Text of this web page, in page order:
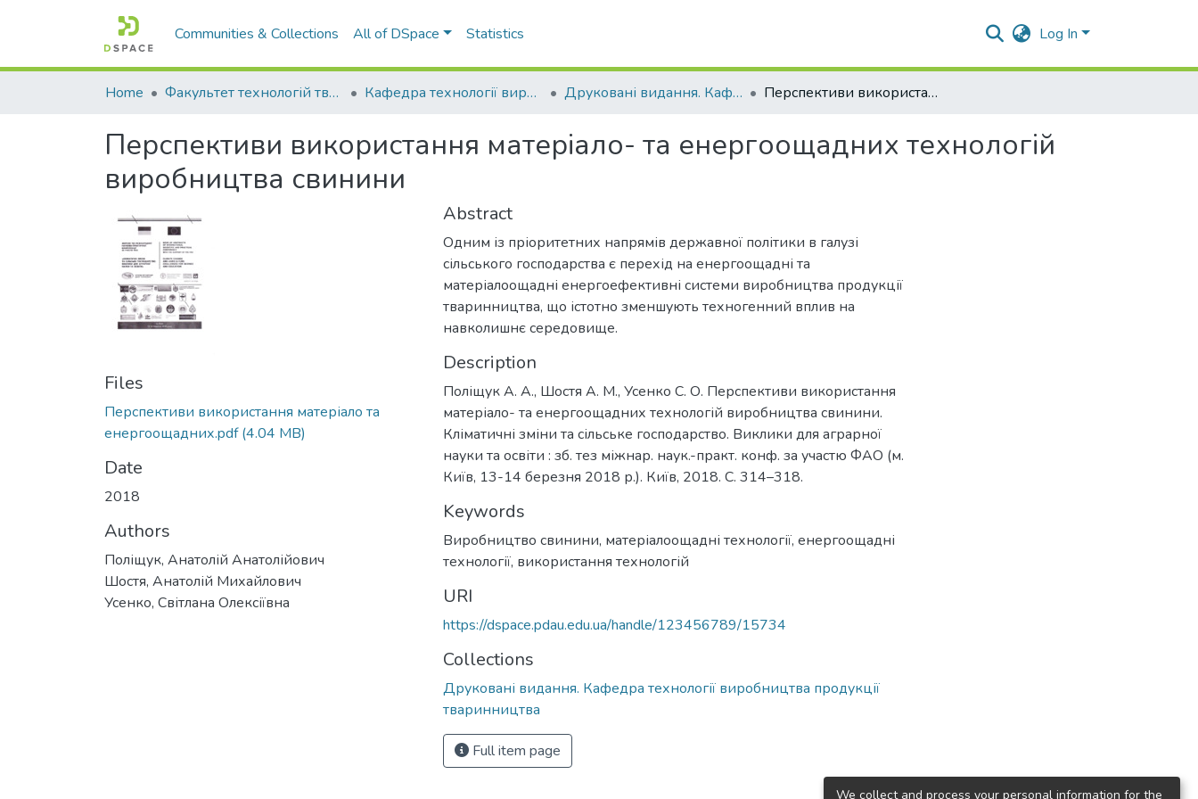
Communities & Collections All of DSpace Statistics Log In
Home Факультет технологій тваринництва та продовольства Кафедра технології виробництва продукції тваринництва Друковані видання. Кафедра технології виробництва продукції тваринництва Перспективи використання матеріало- та енергоощадних технологій виробництва свинини
Перспективи використання матеріало- та енергоощадних технологій
виробництва свинини
Files
Перспективи використання матеріало та
енергоощадних.pdf(4.04 MB)
Date
2018
Authors
Поліщук, Анатолій Анатолійович
Шостя, Анатолій Михайлович
Усенко, Світлана Олексіївна
Abstract
Одним із пріоритетних напрямів державної політики в галузі
сільського господарства є перехід на енергоощадні та
матеріалоощадні енергоефективні системи виробництва продукції
тваринництва, що істотно зменшують техногенний вплив на
навколишнє середовище.
Description
Поліщук А. А., Шостя А. М., Усенко С. О. Перспективи використання
матеріало- та енергоощадних технологій виробництва свинини.
Кліматичні зміни та сільське господарство. Виклики для аграрної
науки та освіти : зб. тез міжнар. наук.-практ. конф. за участю ФАО (м.
Київ, 13-14 березня 2018 р.). Київ, 2018. С. 314–318.
Keywords
Виробництво свинини, матеріалоощадні технології, енергоощадні
технології, використання технологій
URI
https://dspace.pdau.edu.ua/handle/123456789/15734
Collections
Друковані видання. Кафедра технології виробництва продукції
тваринництва
Full item page
We collect and process your personal information for the